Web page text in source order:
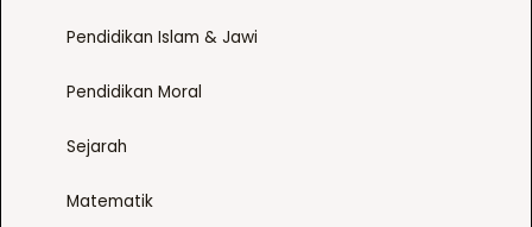
Pendidikan Islam & Jawi
Pendidikan Moral
Sejarah
Matematik